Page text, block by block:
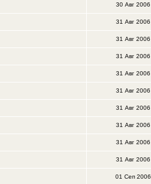
30 Авг 2006
31 Авг 2006
31 Авг 2006
31 Авг 2006
31 Авг 2006
31 Авг 2006
31 Авг 2006
31 Авг 2006
31 Авг 2006
31 Авг 2006
01 Сеп 2006